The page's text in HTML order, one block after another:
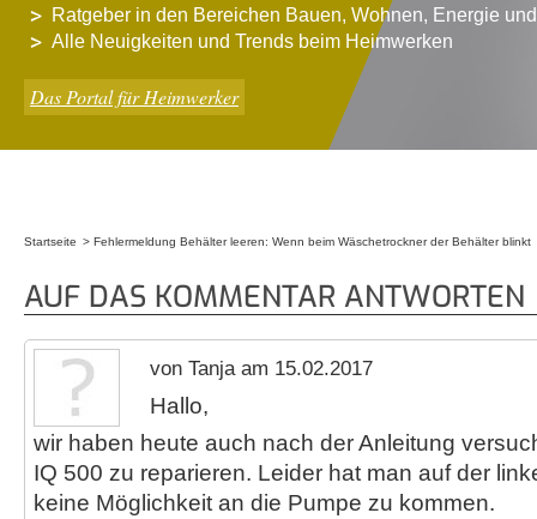
Ratgeber in den Bereichen Bauen, Wohnen, Energie
Alle Neuigkeiten und Trends beim Heimwerken
Das Portal für Heimwerker
Startseite Fehlermeldung Behälter leeren: Wenn beim Wäschetrockner der Behälter blinkt
AUF DAS KOMMENTAR ANTWORTEN
von Tanja am 15.02.2017
Hallo,
wir haben heute auch nach der Anleitung
IQ 500 zu reparieren. Leider hat man auf der
keine Möglichkeit an die Pumpe zu kommen.